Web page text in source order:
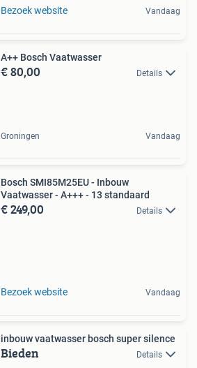
Bezoek website Vandaag
A++ Bosch Vaatwasser
€ 80,00 Details
Groningen Vandaag
Bosch SMI85M25EU - Inbouw
Vaatwasser - A+++ - 13 standaard
€ 249,00 Details
Bezoek website Vandaag
inbouw vaatwasser bosch super silence
Bieden Details